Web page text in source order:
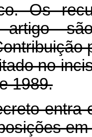
Os
artigo
no
1989.
entra